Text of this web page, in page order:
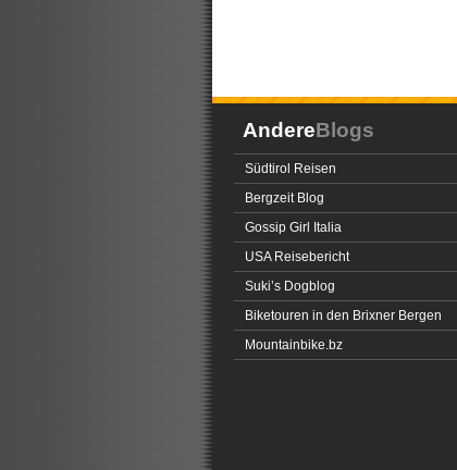
AndereBlogs
Südtirol Reisen
Bergzeit Blog
Gossip Girl Italia
USA Reisebericht
Suki’s Dogblog
Biketouren in den Brixner Bergen
Mountainbike.bz